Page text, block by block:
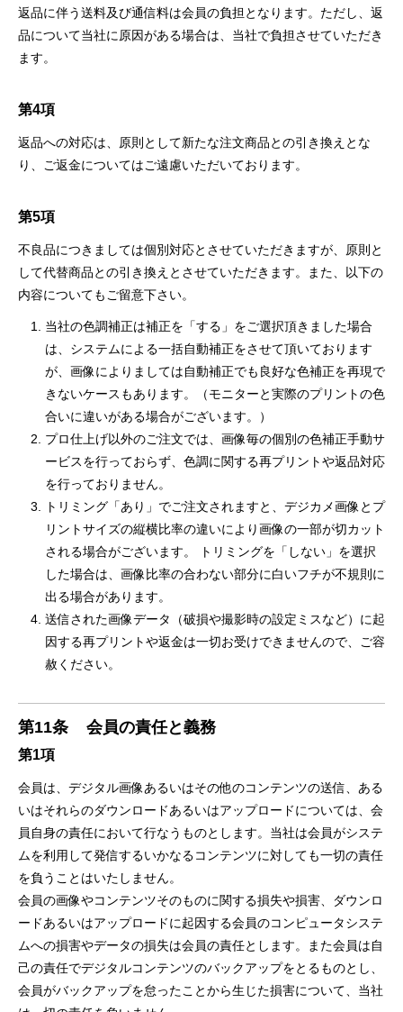
返品に伴う送料及び通信料は会員の負担となります。ただし、返
品について当社に原因がある場合は、当社で負担させていただき
ます。
第4項
返品への対応は、原則として新たな注文商品との引き換えとな
り、ご返金についてはご遠慮いただいております。
第5項
不良品につきましては個別対応とさせていただきますが、原則と
して代替商品との引き換えとさせていただきます。また、以下の
内容についてもご留意下さい。
当社の色調補正は補正を「する」をご選択頂きました場合
は、システムによる一括自動補正をさせて頂いております
が、画像によりましては自動補正でも良好な色補正を再現で
きないケースもあります。（モニターと実際のプリントの色
合いに違いがある場合がございます。）
プロ仕上げ以外のご注文では、画像毎の個別の色補正手動サ
ービスを行っておらず、色調に関する再プリントや返品対応
を行っておりません。
トリミング「あり」でご注文されますと、デジカメ画像とプ
リントサイズの縦横比率の違いにより画像の一部が切カット
される場合がございます。 トリミングを「しない」を選択
した場合は、画像比率の合わない部分に白いフチが不規則に
出る場合があります。
送信された画像データ（破損や撮影時の設定ミスなど）に起
因する再プリントや返金は一切お受けできませんので、ご容
赦ください。
第11条 会員の責任と義務
第1項
会員は、デジタル画像あるいはその他のコンテンツの送信、ある
いはそれらのダウンロードあるいはアップロードについては、会
員自身の責任において行なうものとします。当社は会員がシステ
ムを利用して発信するいかなるコンテンツに対しても一切の責任
を負うことはいたしません。
会員の画像やコンテンツそのものに関する損失や損害、ダウンロ
ードあるいはアップロードに起因する会員のコンピュータシステ
ムへの損害やデータの損失は会員の責任とします。また会員は自
己の責任でデジタルコンテンツのバックアップをとるものとし、
会員がバックアップを怠ったことから生じた損害について、当社